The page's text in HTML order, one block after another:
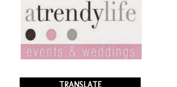
TRANSLATE